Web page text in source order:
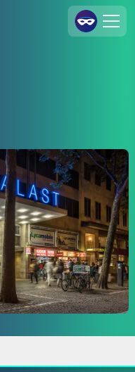
Impressum
Datenschutzerklärung
Datenschutzeinstellungen